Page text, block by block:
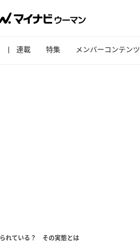
連載 特集 メンバーコンテンツ
られている？ その実態とは